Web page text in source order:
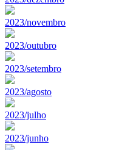
2023/novembro
2023/outubro
2023/setembro
2023/agosto
2023/julho
2023/junho